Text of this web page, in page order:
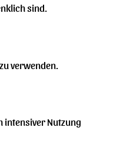
sind.
verwenden.
intensiver Nutzung